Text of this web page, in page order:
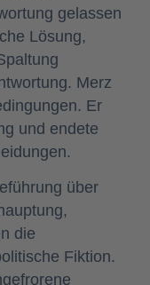
gelassen
Lösung,
Merz
Er
und endete
über
die
Fiktion.